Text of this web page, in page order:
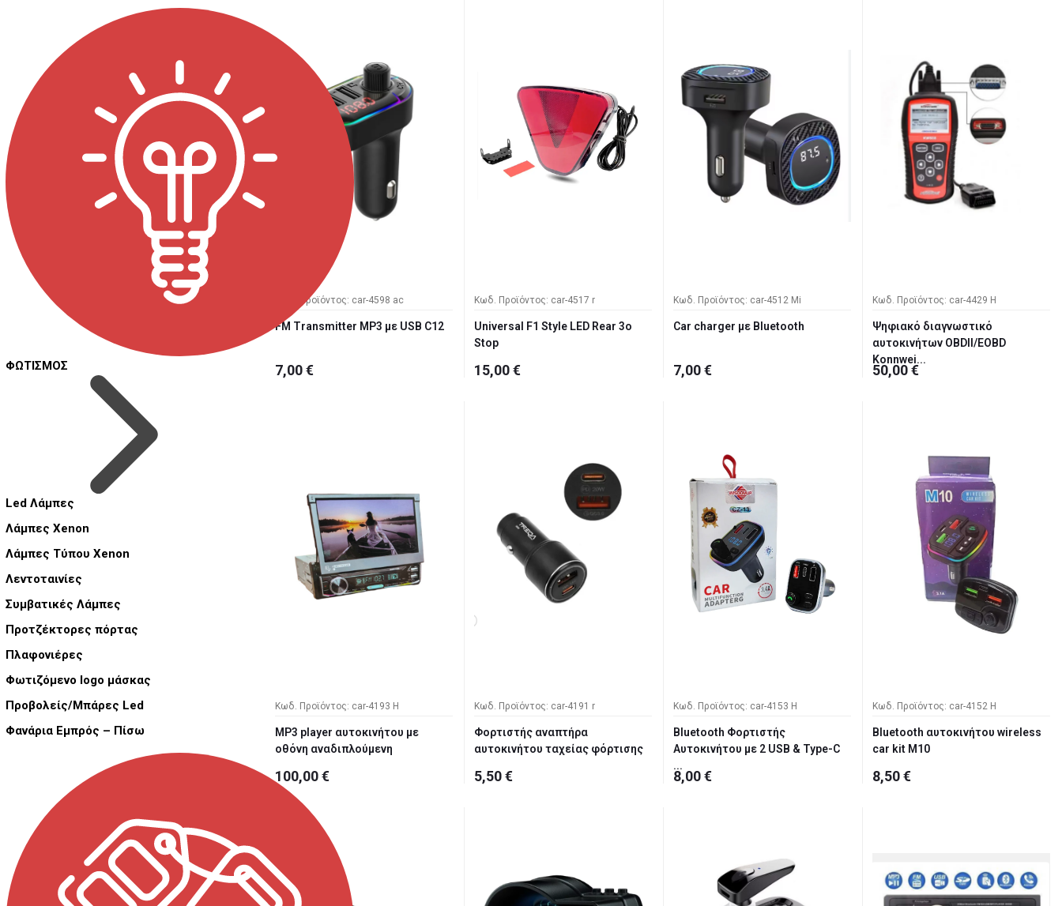
ΦΩΤΙΣΜΟΣ
Led Λάμπες
Λάμπες Xenon
Λάμπες Τύπου Xenon
Λεντοταινίες
Συμβατικές Λάμπες
Προτζέκτορες πόρτας
Πλαφονιέρες
Φωτιζόμενο logo μάσκας
Προβολείς/Μπάρες Led
Φανάρια Εμπρός – Πίσω
Κωδ. Προϊόντος: car-4598 ac
FM Transmitter MP3 με USB C12
7,00 €
Κωδ. Προϊόντος: car-4517 r
Universal F1 Style LED Rear 3ο
Stop
15,00 €
Κωδ. Προϊόντος: car-4512 Mi
Car charger με Bluetooth
7,00 €
Κωδ. Προϊόντος: car-4429 H
Ψηφιακό διαγνωστικό
αυτοκινήτων OBDII/EOBD
Konnwei...
50,00 €
Κωδ. Προϊόντος: car-4193 H
MP3 player αυτοκινήτου με
οθόνη αναδιπλούμενη
100,00 €
Κωδ. Προϊόντος: car-4191 r
Φορτιστής αναπτήρα
αυτοκινήτου ταχείας φόρτισης
5,50 €
Κωδ. Προϊόντος: car-4153 H
Bluetooth Φορτιστής
Αυτοκινήτου με 2 USB & Type-C
...
8,00 €
Κωδ. Προϊόντος: car-4152 H
Bluetooth αυτοκινήτου wireless
car kit M10
8,50 €